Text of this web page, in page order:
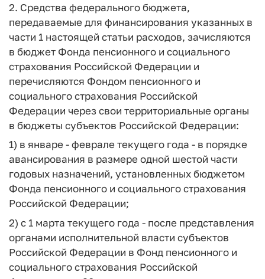
2. Средства федерального бюджета,
передаваемые для финансирования указанных в
части 1 настоящей статьи расходов, зачисляются
в бюджет Фонда пенсионного и социального
страхования Российской Федерации и
перечисляются Фондом пенсионного и
социального страхования Российской
Федерации через свои территориальные органы
в бюджеты субъектов Российской Федерации:
1) в январе - феврале текущего года - в порядке
авансирования в размере одной шестой части
годовых назначений, установленных бюджетом
Фонда пенсионного и социального страхования
Российской Федерации;
2) с 1 марта текущего года - после представления
органами исполнительной власти субъектов
Российской Федерации в Фонд пенсионного и
социального страхования Российской